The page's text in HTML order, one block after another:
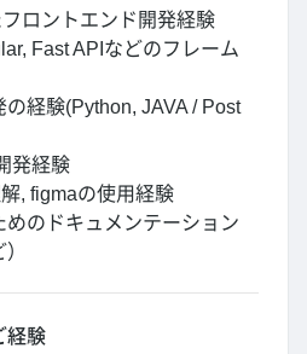
ロントエンド開発経験
Fast APIなどのフレーム
の経験(Python, JAVA / Post
発経験
, figmaの使用経験
めのドキュメンテーション
経験